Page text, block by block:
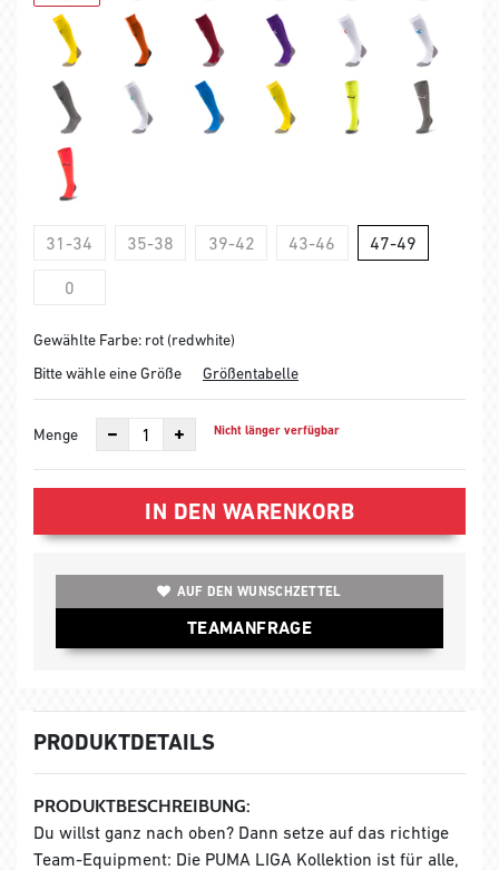
31-34 35-38 39-42 43-46 47-49
0
Gewählte Farbe: rot (redwhite)
Bitte wähle eine Größe
Größentabelle
Menge Nicht länger verfügbar
IN DEN WARENKORB
AUF DEN WUNSCHZETTEL
TEAMANFRAGE
PRODUKTDETAILS
PRODUKTBESCHREIBUNG:
Du willst ganz nach oben? Dann setze auf das richtige
Team-Equipment: Die PUMA LIGA Kollektion ist für alle,